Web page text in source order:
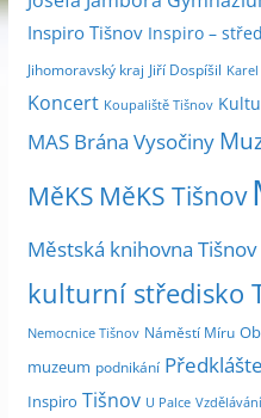
d
l
e
m
s
í
e
Inspiro Tišnov Inspiro –
Jihomoravský kraj Jiří Dospíšil
Koncert Koupaliště Tišnov
MAS Brána Vysočiny
MěKS MěKS Tišnov
Městská knihovna Tišnov
kulturní středisko
Nemocnice Tišnov Náměstí Míru
muzeum podnikání
Inspiro Tišnov U Palce Vzdělávání